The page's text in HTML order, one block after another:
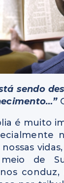
sendo
é muito
de